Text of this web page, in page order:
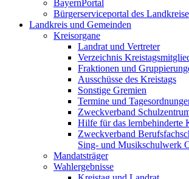
BayernPortal
Bürgerserviceportal des
Landkreis und Gemeinden
Kreisorgane
Landrat und Vertreter
Verzeichnis
Fraktionen und
Ausschüsse des Kreistags
Sonstige Gremien
Termine und
Zweckverband
Hilfe für das lernbehinderte
Zweckverband
Sing- und Musikschulwerk
Mandatsträger
Wahlergebnisse